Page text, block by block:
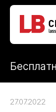
27.07.2022